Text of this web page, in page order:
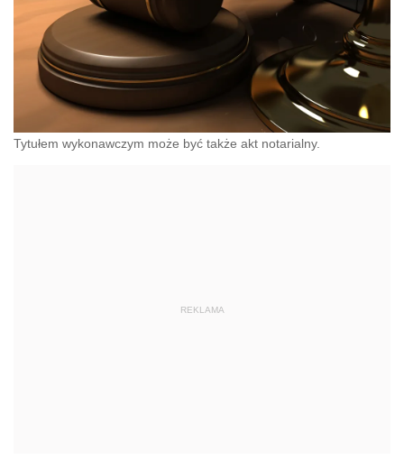
Tytułem wykonawczym może być także akt notarialny.